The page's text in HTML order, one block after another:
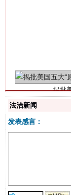
法治新闻
发表感言：